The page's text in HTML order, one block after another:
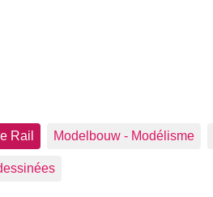
Rail Modelbouw - Modélisme